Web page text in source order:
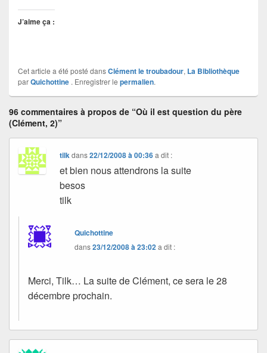
J’aime ça :
Cet article a été posté dansClément le troubadour, La Bibliothèque
parQuichottine . Enregistrer le permalien.
96 commentaires à propos de “Où il est question du père
(Clément, 2)”
tilk dans22/12/2008 à 00:36 a dit :
et bien nous attendrons la suite
besos
tilk
Quichottine
dans23/12/2008 à 23:02 a dit :
Merci, Tilk… La suite de Clément, ce sera le 28
décembre prochain.